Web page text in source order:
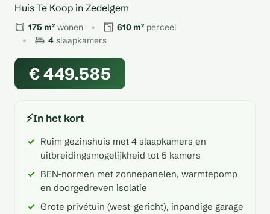
Huis Te Koop in Zedelgem
175 m² wonen 610 m² perceel
4 slaapkamers
€ 449.585
⚡In het kort
Ruim gezinshuis met 4 slaapkamers en
uitbreidingsmogelijkheid tot 5 kamers
BEN-normen met zonnepanelen, warmtepomp
en doorgedreven isolatie
Grote privétuin (west-gericht), inpandige garage